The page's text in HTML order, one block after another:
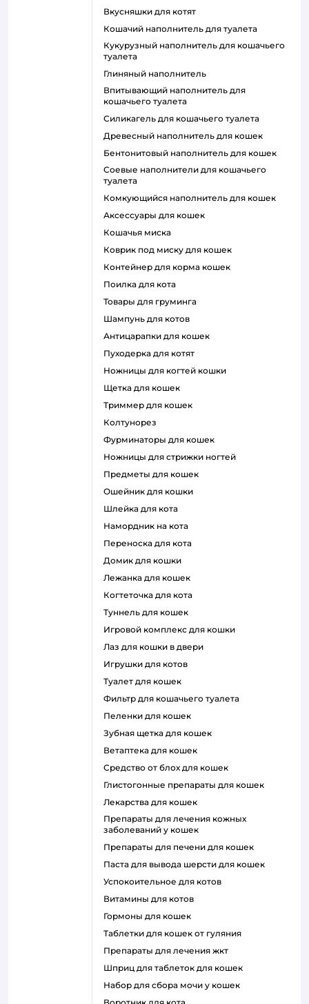
вкусняшки для котят
кошачий наполнитель для туалета
кукурузный наполнитель для кошачьего
туалета
глиняный наполнитель
впитывающий наполнитель для
кошачьего туалета
силикагель для кошачьего туалета
древесный наполнитель для кошек
бентонитовый наполнитель для кошек
соевые наполнители для кошачьего
туалета
комкующийся наполнитель для кошек
аксессуары для кошек
кошачья миска
коврик под миску для кошек
контейнер для корма кошек
поилка для кота
товары для груминга
шампунь для котов
антицарапки для кошек
пуходерка для котят
ножницы для когтей кошки
щетка для кошек
триммер для кошек
колтунорез
фурминаторы для кошек
ножницы для стрижки ногтей
предметы для кошек
ошейник для кошки
шлейка для кота
намордник на кота
переноска для кота
домик для кошки
лежанка для кошек
когтеточка для кота
туннель для кошек
игровой комплекс для кошки
лаз для кошки в двери
игрушки для котов
туалет для кошек
фильтр для кошачьего туалета
пеленки для кошек
зубная щетка для кошек
ветаптека для кошек
средство от блох для кошек
глистогонные препараты для кошек
лекарства для кошек
препараты для лечения кожных
заболеваний у кошек
препараты для печени для кошек
паста для вывода шерсти для кошек
успокоительное для котов
витамины для котов
гормоны для кошек
таблетки для кошек от гуляния
препараты для лечения жкт
шприц для таблеток для кошек
набор для сбора мочи у кошек
воротник для кота